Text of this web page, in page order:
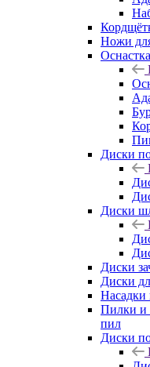
Ножи
Диски
Диски
Диски
Диски
Пилки и
пил
Диски